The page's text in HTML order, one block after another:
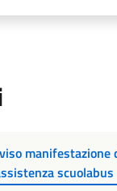
manifestazione
scuolabus